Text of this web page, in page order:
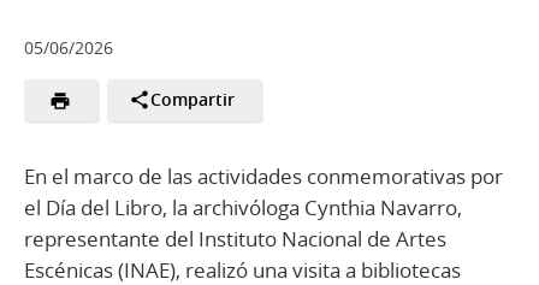
05/06/2026
Compartir
En el marco de las actividades conmemorativas por
el Día del Libro, la archivóloga Cynthia Navarro,
representante del Instituto Nacional de Artes
Escénicas (INAE), realizó una visita a bibliotecas